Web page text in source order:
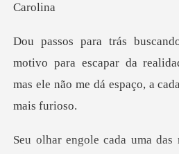
Loja
Histórico
oli
para escapar da
mas ele não